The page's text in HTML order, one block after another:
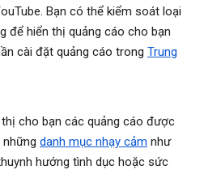
Bạn có thể kiểm soát loại
để hiển thị quảng cáo cho bạn
cài đặt quảng cáo trong Trung
cho bạn các quảng cáo được
danh mục nhạy cảm như
hướng tình dục hoặc sức